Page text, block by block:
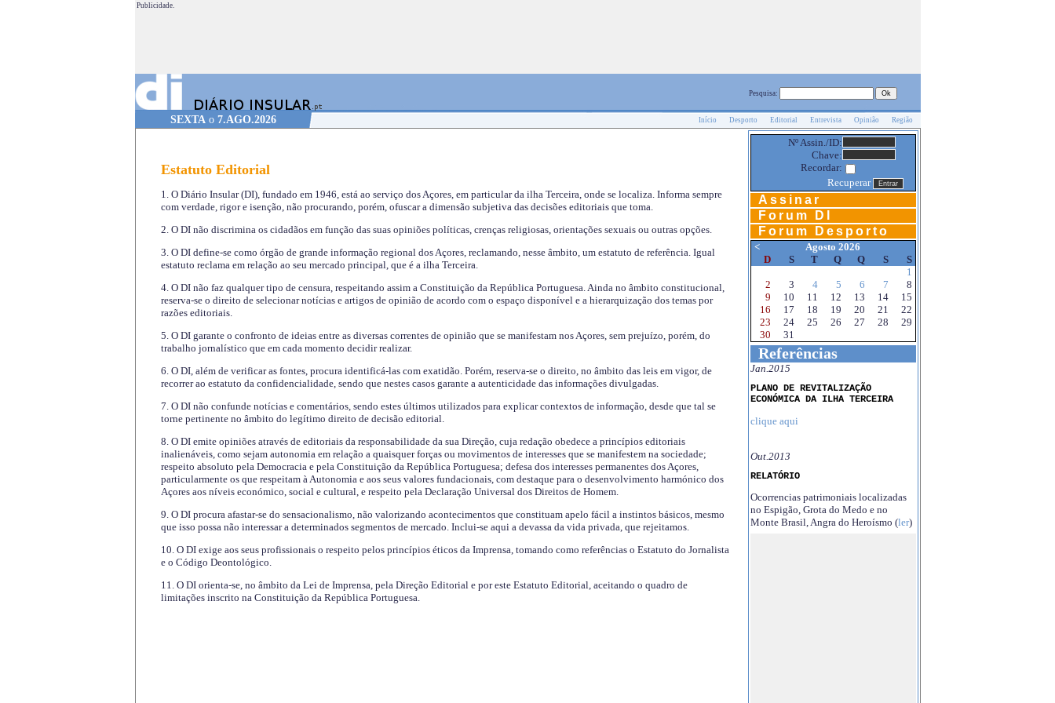
Publicidade.
Pesquisa:
SEXTAo 7.AGO.2026 Início Desporto Editorial Entrevista Opinião Região
Estatuto Editorial
1. O Diário Insular (DI), fundado em 1946, está ao serviço dos Açores, em particular da ilha Terceira, onde se localiza. Informa sempre
com verdade, rigor e isenção, não procurando, porém, ofuscar a dimensão subjetiva das decisões editoriais que toma.
2. O DI não discrimina os cidadãos em função das suas opiniões políticas, crenças religiosas, orientações sexuais ou outras opções.
3. O DI define-se como órgão de grande informação regional dos Açores, reclamando, nesse âmbito, um estatuto de referência. Igual
estatuto reclama em relação ao seu mercado principal, que é a ilha Terceira.
4. O DI não faz qualquer tipo de censura, respeitando assim a Constituição da República Portuguesa. Ainda no âmbito constitucional,
reserva-se o direito de selecionar notícias e artigos de opinião de acordo com o espaço disponível e a hierarquização dos temas por
razões editoriais.
5. O DI garante o confronto de ideias entre as diversas correntes de opinião que se manifestam nos Açores, sem prejuízo, porém, do
trabalho jornalístico que em cada momento decidir realizar.
6. O DI, além de verificar as fontes, procura identificá-las com exatidão. Porém, reserva-se o direito, no âmbito das leis em vigor, de
recorrer ao estatuto da confidencialidade, sendo que nestes casos garante a autenticidade das informações divulgadas.
7. O DI não confunde notícias e comentários, sendo estes últimos utilizados para explicar contextos de informação, desde que tal se
torne pertinente no âmbito do legítimo direito de decisão editorial.
8. O DI emite opiniões através de editoriais da responsabilidade da sua Direção, cuja redação obedece a princípios editoriais
inalienáveis, como sejam autonomia em relação a quaisquer forças ou movimentos de interesses que se manifestem na sociedade;
respeito absoluto pela Democracia e pela Constituição da República Portuguesa; defesa dos interesses permanentes dos Açores,
particularmente os que respeitam à Autonomia e aos seus valores fundacionais, com destaque para o desenvolvimento harmónico dos
Açores aos níveis económico, social e cultural, e respeito pela Declaração Universal dos Direitos de Homem.
9. O DI procura afastar-se do sensacionalismo, não valorizando acontecimentos que constituam apelo fácil a instintos básicos, mesmo
que isso possa não interessar a determinados segmentos de mercado. Inclui-se aqui a devassa da vida privada, que rejeitamos.
10. O DI exige aos seus profissionais o respeito pelos princípios éticos da Imprensa, tomando como referências o Estatuto do Jornalista
e o Código Deontológico.
11. O DI orienta-se, no âmbito da Lei de Imprensa, pela Direção Editorial e por este Estatuto Editorial, aceitando o quadro de
limitações inscrito na Constituição da República Portuguesa.
Nº Assin./ID:
Chave:
Recordar:
Recuperar
Assinar
Forum DI
Forum Desporto
<
Agosto 2026
D
S T Q Q S
S
1
2
3 4 5 6 7
8
9
10 11 12 13 14
15
16
17 18 19 20 21
22
23
24 25 26 27 28
29
30
31
Referências
Jan.2015
PLANO DE REVITALIZAÇÃO
ECONÓMICA DA ILHA TERCEIRA
clique aqui
Out.2013
RELATÓRIO
Ocorrencias patrimoniais localizadas
no Espigão, Grota do Medo e no
Monte Brasil, Angra do Heroísmo (ler)